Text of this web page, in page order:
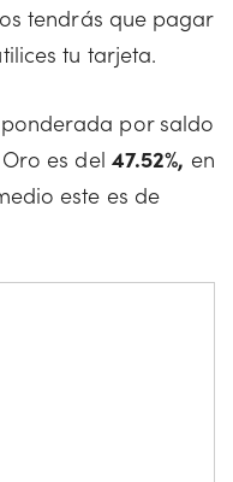
tendrás que pagar
tu tarjeta.
por saldo
es del 47.52%, en
este es de